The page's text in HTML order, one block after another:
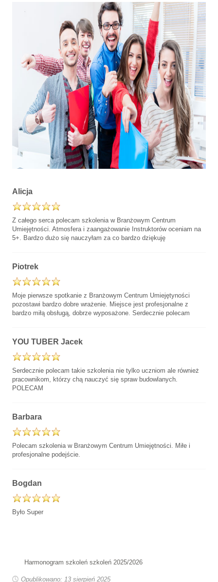
Alicja
Z całego serca polecam szkolenia w Branżowym Centrum
Umiejętności. Atmosfera i zaangażowanie Instruktorów oceniam na
5+. Bardzo dużo się nauczyłam za co bardzo dziękuję
Piotrek
Moje pierwsze spotkanie z Branżowym Centrum Umiejętyności
pozostawi bardzo dobre wrażenie. Miejsce jest profesjonalne z
bardzo miłą obsługą, dobrze wyposażone. Serdecznie polecam
YOU TUBER Jacek
Serdecznie polecam takie szkolenia nie tylko uczniom ale również
pracownikom, którzy chą nauczyć się spraw budowlanych.
POLECAM
Barbara
Polecam szkolenia w Branżowym Centrum Umiejętności. Miłe i
profesjonalne podejście.
Bogdan
Było Super
Harmonogram szkoleń szkoleń 2025/2026
Opublikowano: 13 sierpień 2025